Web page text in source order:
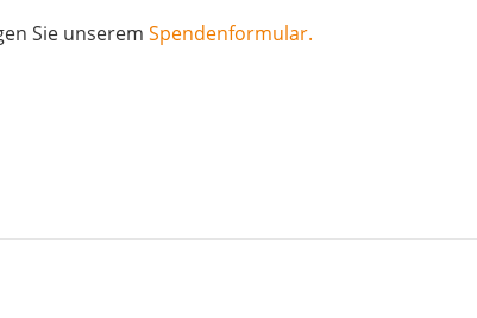
Sie unserem Spendenformular.